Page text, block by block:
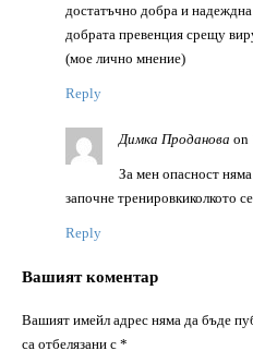
достатъчно добра и
добрата превенция срещу
(мое лично мнение)
Reply
Димка Проданова on
За мен опасност
започне тренировкиколкото
Reply
Вашият коментар
Вашият имейл адрес няма да бъде
са отбелязани с *